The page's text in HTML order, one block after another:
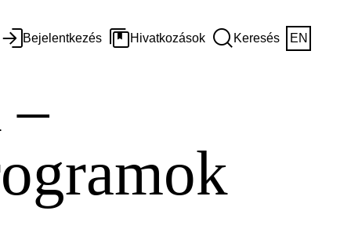
Bejelentkezés Hivatkozások Keresés EN
–